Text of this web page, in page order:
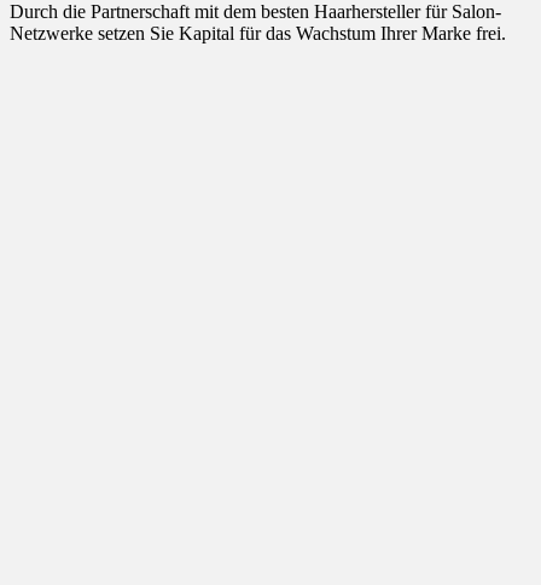
Durch die Partnerschaft mit dem besten Haarhersteller für Salon-
Netzwerke setzen Sie Kapital für das Wachstum Ihrer Marke frei.